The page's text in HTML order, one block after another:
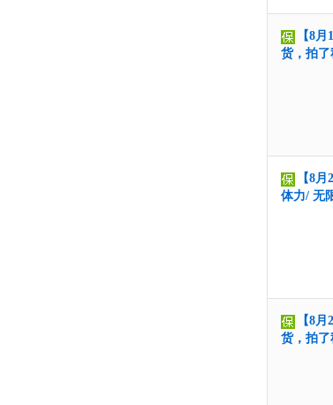
【8
货，拍
【8
体力/ 无
【8
货，拍